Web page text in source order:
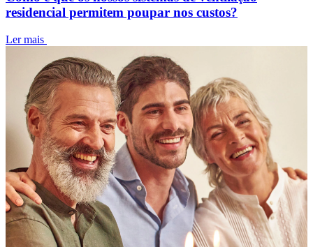
residencial permitem poupar nos custos?
Ler mais